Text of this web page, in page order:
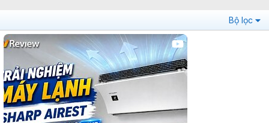
Bộ lọc